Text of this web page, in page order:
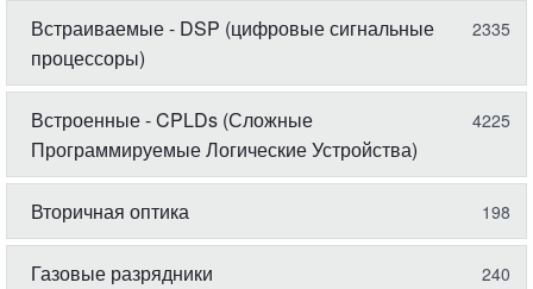
Встраиваемые - DSP (цифровые сигнальные
процессоры)
2335
Встроенные - CPLDs (Сложные
Программируемые Логические Устройства)
4225
Вторичная оптика 198
Газовые разрядники 240